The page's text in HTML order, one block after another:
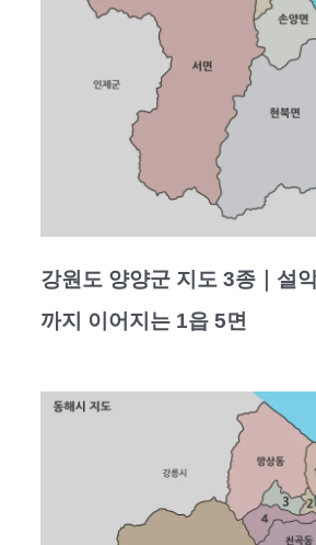
강원도 양양군 지도 3종｜설
까지 이어지는 1읍 5면